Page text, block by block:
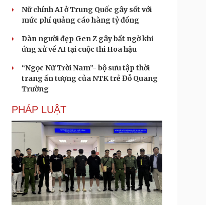
Nữ chính AI ở Trung Quốc gây sốt với
mức phí quảng cáo hàng tỷ đồng
Dàn người đẹp Gen Z gây bất ngờ khi
ứng xử về AI tại cuộc thi Hoa hậu
“Ngọc Nữ Trời Nam”- bộ sưu tập thời
trang ấn tượng của NTK trẻ Đỗ Quang
Trường
PHÁP LUẬT